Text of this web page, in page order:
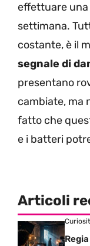
effettuare una
settimana.
costante, è il
segnale di
presentano
cambiate, ma
fatto che
e i batteri
Articoli